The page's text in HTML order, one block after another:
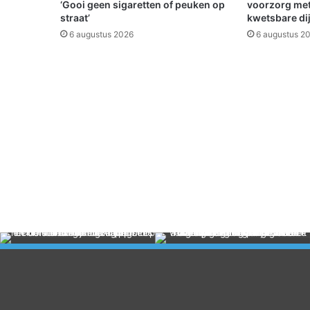
‘Gooi geen sigaretten of peuken op
straat’
6 augustus 2026
voorzorg
kwetsbare
6 augustus